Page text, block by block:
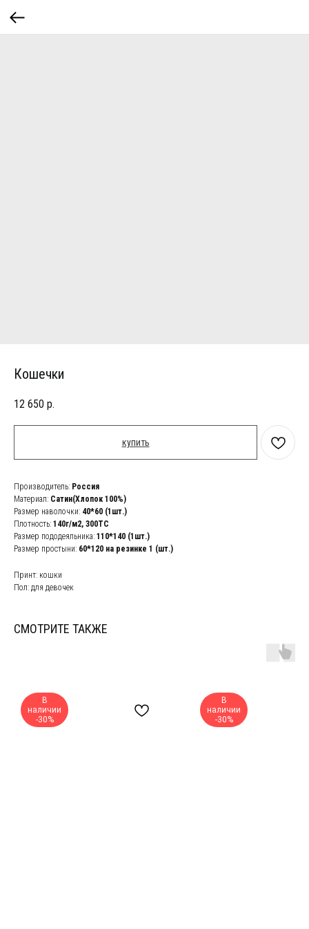
Кошечки
12 650 р.
купить
Производитель: Россия
Материал: Сатин(Хлопок 100%)
Размер наволочки: 40*60 (1шт.)
Плотность: 140г/м2, 300ТС
Размер пододеяльника: 110*140 (1шт.)
Размер простыни: 60*120 на резинке 1 (шт.)
Принт: кошки
Пол: для девочек
СМОТРИТЕ ТАКЖЕ
В
наличии
-30%
В
наличии
-30%